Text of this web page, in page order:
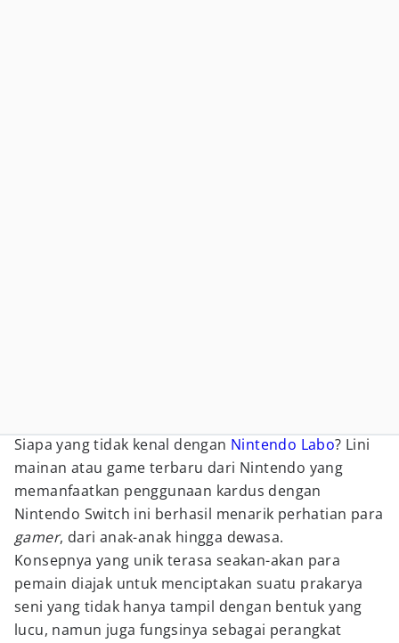
Siapa yang tidak kenal dengan Nintendo Labo? Lini
mainan atau game terbaru dari Nintendo yang
memanfaatkan penggunaan kardus dengan
Nintendo Switch ini berhasil menarik perhatian para
gamer, dari anak-anak hingga dewasa.
Konsepnya yang unik terasa seakan-akan para
pemain diajak untuk menciptakan suatu prakarya
seni yang tidak hanya tampil dengan bentuk yang
lucu, namun juga fungsinya sebagai perangkat